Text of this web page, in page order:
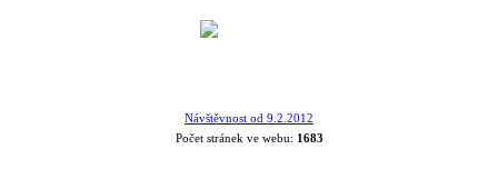
Návštěvnost od 9.2.2012
Počet stránek ve webu: 1683